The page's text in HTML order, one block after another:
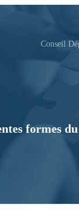
Conseil
formes